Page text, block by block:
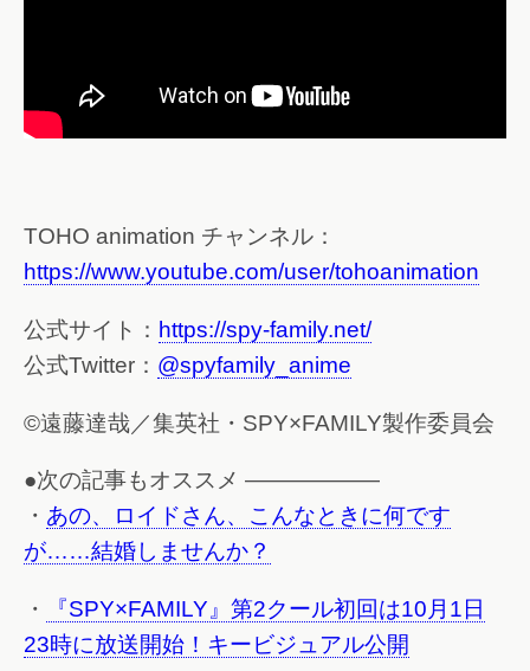
TOHO animation チャンネル：
https://www.youtube.com/user/tohoanimation
公式サイト： https://spy-family.net/
公式Twitter： @spyfamily_anime
©遠藤達哉／集英社・SPY×FAMILY製作委員会
●次の記事もオススメ ——————
・ あの、ロイドさん、こんなときに何です
が……結婚しませんか？
・
『SPY×FAMILY』第2クール初回は10月1日
23時に放送開始！キービジュアル公開